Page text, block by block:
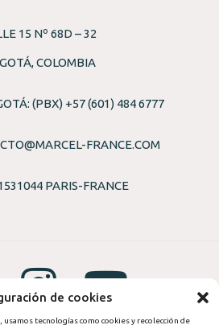
de cookies
tecnologías como cookies y recolección de
15 Nº 68D – 32
COLOMBIA
(PBX) +57 (601) 484 6777
FRANCE.COM
PARIS-FRANCE